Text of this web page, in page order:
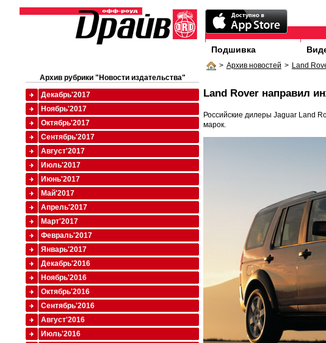
Подшивка
> Архив новостей > Land
Land Rover направил
Российские дилеры Jaguar Land
марок.
Архив рубрики "Новости издательства"
Декабрь'2017
Ноябрь'2017
Октябрь'2017
Сентябрь'2017
Август'2017
Июль'2017
Июнь'2017
Май'2017
Апрель'2017
Март'2017
Февраль'2017
Январь'2017
Декабрь'2016
Ноябрь'2016
Октябрь'2016
Сентябрь'2016
Август'2016
Июль'2016